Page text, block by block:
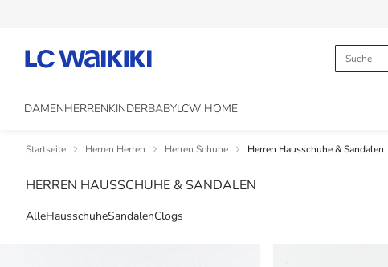
DAMENHERRENKINDERBABYLCW HOME
Startseite Herren Herren Herren Schuhe Herren Hausschuhe & Sandalen
HERREN HAUSSCHUHE & SANDALEN
AlleHausschuheSandalenClogs